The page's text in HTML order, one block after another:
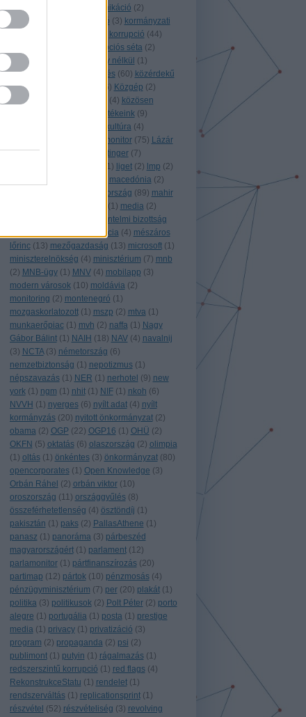
költségvetés
kommunikáció (2)
koncesszió
konzultáció (3) kormányzati
korrupció (44)
korrupciós séta (2)
koszovó
következmény nélkül (1)
közadatok
közbeszerzés (60) közérdekű
(5) közérdekű bejelentő 6) Közgép (2)
közgép
(4) közösen
közösértékeink (9)
kultúra (4)
k monitor (75) Lázár
János (5 leisztinger (7)
1) liget (2) lmp (2)
macedónia (2)
magyarország ( 89) mahir
(1) media (2)
mentelmi bizottság
mesterséges intelligencia (4) mészáros
lőrinc (13) mezőgazdaság (13) microsoft (1)
miniszterelnökség (4) minisztérium (7) mnb
(2) MNB-ügy (1) MNV (4) mobilapp (3)
modern városok (10) moldávia (2)
monitoring (2) montenegró (1)
mozgaskorlatozott (1) mszp (2) mtva (1)
munkaerőpiac (1) mvh (2) naffa (1) Nagy
Gábor Bálint (1) NAIH (18) NAV (4) navalnij
(3) NCTA (3) németország (6)
nemzetbiztonság (1) nepotizmus (1)
népszavazás (1) NER (1) nerhotel (9) new
york (1) ngm (1) nhit (1) NIF (1) nkoh (6)
NVVH (1) nyerges (6) nyílt adat (4) nyílt
kormányzás (20) nyitott önkormányzat (2)
obama (2) OGP (22) OGP16 (1) OHÜ (2)
OKFN (5) oktatás (6) olaszország (2) olimpia
(1) oltás (1) önkéntes (3) önkormányzat ( 80)
opencorporates (1) Open Knowledge (3)
Orbán Ráhel (2) orbán viktor (10)
oroszország (11) országgyűlés ( 8)
összeférhetetlenség (4) ösztöndíj (1)
pakisztán (1) paks (2) PallasAthene (1)
panasz (1) panoráma (3) párbeszéd
magyarországért (1) parlament (12)
parlamonitor (1) pártfinanszírozás (20)
partimap (12) pártok (10) pénzmosás (4)
pénzügyminisztérium (7) per (20) plakát (1)
politika (3) politikusok (2) Polt Péter (2) porto
alegre (1) portugália (1) posta (1) prestige
media (1) privacy (1) privatizáció (3)
program (2) propaganda (2) psi (2)
publimont (1) putyin (1) rágalmazás (1)
redszerszintű korrupció (1) red flags (4)
RekonstrukceStatu (1) rendelet (1)
rendszerváltás (1) replicationsprint (1)
részvétel (52) részvételiség (3) revolving